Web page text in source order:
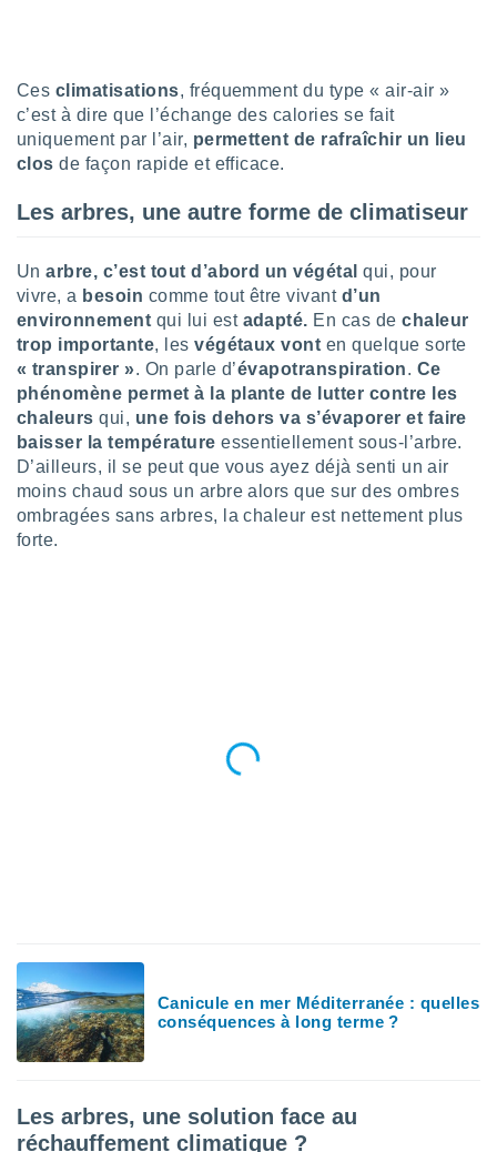
ainsi
un
la
en
de
votre
à
en
le
cas,
que
la
Ces climatisations, fréquemment du type « air-air »
c’est à dire que l’échange des calories se fait
uniquement par l’air, permettent de rafraîchir un lieu
clos de façon rapide et efficace.
Les arbres, une autre forme de climatiseur
Unarbre, c’est tout d’abord un végétal qui, pour
vivre, a besoin comme tout être vivant d’un
environnement qui lui est adapté. En cas dechaleur
trop importante, lesvégétaux vont en quelque sorte
« transpirer ». On parle d’évapotranspiration. Ce
phénomène permet à la plante de lutter contre les
chaleurs qui, une fois dehors va s’évaporer et faire
baisser la températureessentiellement sous-l’arbre.
D’ailleurs, il se peut que vous ayez déjà senti un air
moins chaud sous un arbre alors que sur des ombres
ombragées sans arbres, la chaleur est nettement plus
forte.
Canicule en mer Méditerranée : quelles
conséquences à long terme ?
Les arbres, une solution face au
réchauffement climatique ?